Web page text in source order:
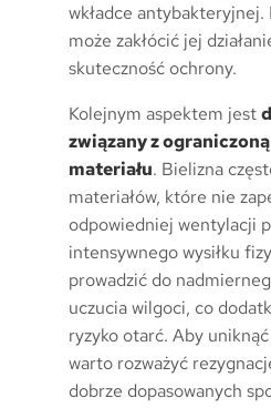
wkładce
może zakłócić jej
skuteczność ochrony.
Kolejnym aspektem jest
związany z
materiału. Bielizna
materiałów, które nie
odpowiedniej wentylacji
intensywnego wysiłku
prowadzić do
uczucia wilgoci, co
ryzyko otarć. Aby
warto rozważyć
dobrze dopasowanych